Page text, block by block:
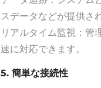
スデータなどが提供さ
リアルタイム監視：管
速に対応できます。
5. 簡単な接続性